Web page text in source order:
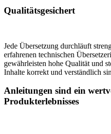
Qualitätsgesichert
Jede Übersetzung durchläuft
erfahrenen technischen
gewährleisten hohe Qualität und
Inhalte korrekt und verständlich
Anleitungen sind ein
Produkterlebnisses